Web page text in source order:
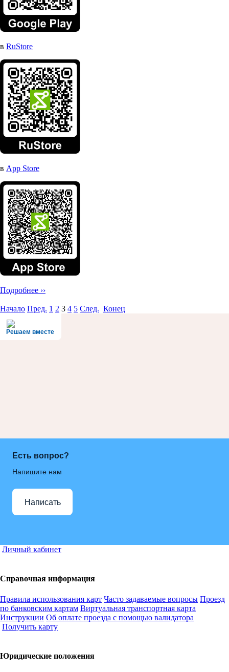
в RuStore
в App Store
Подробнее ››
Начало Пред. 1 2 3 4 5 След. Конец
Решаем вместе
Есть вопрос?
Напишите нам
Написать
Личный кабинет
Справочная информация
Правила использования карт Часто задаваемые вопросы Проезд
по банковским картам Виртуальная транспортная карта
Инструкции Об оплате проезда с помощью валидатора
Получить карту
Юридические положения